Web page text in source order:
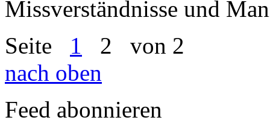
Missverständnisse und
Seite 1 2 von 2
nach oben
Feed abonnieren